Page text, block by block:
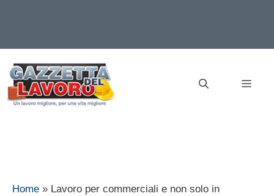
contenuto
Home » Lavoro per commerciali e non solo in